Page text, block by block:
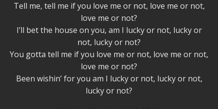
Tell me, tell me if you love me or not, love me or not,
love me or not?
I’ll bet the house on you, am I lucky or not, lucky or
not, lucky or not?
You gotta tell me if you love me or not, love me or not,
love me or not?
Been wishin’ for you am I lucky or not, lucky or not,
lucky or not?